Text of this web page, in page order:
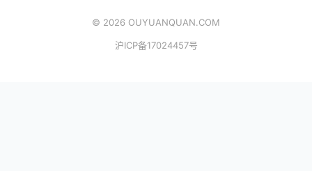
© 2026 OUYUANQUAN.COM
沪ICP备17024457号